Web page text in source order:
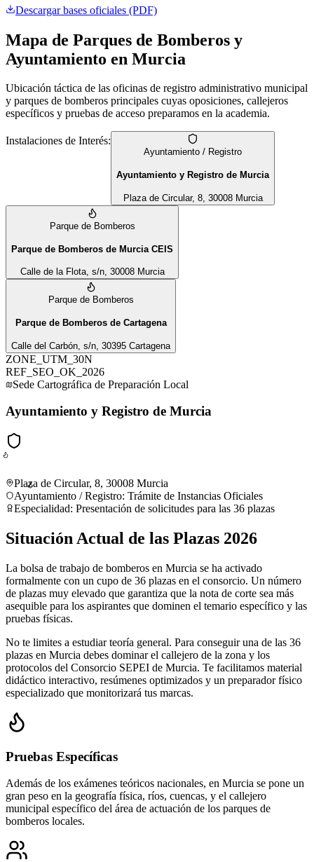
Descargar bases oficiales (PDF)
Mapa de Parques de Bomberos y
Ayuntamiento en Murcia
Ubicación táctica de las oficinas de registro administrativo municipal
y parques de bomberos principales cuyas oposiciones, callejeros
específicos y pruebas de acceso preparamos en la academia.
Instalaciones de Interés:
Ayuntamiento / Registro
Ayuntamiento y Registro de Murcia
Plaza de Circular, 8, 30008 Murcia
Parque de Bomberos
Parque de Bomberos de Murcia CEIS
Calle de la Flota, s/n, 30008 Murcia
Parque de Bomberos
Parque de Bomberos de Cartagena
Calle del Carbón, s/n, 30395 Cartagena
ZONE_UTM_30N
REF_SEO_OK_2026
Sede Cartográfica de Preparación Local
Ayuntamiento y Registro de Murcia
Plaza de Circular, 8, 30008 Murcia
Ayuntamiento / Registro: Trámite de Instancias Oficiales
Especialidad: Presentación de solicitudes para las 36 plazas
Situación Actual de las Plazas 2026
La bolsa de trabajo de bomberos en Murcia se ha activado
formalmente con un cupo de 36 plazas en el consorcio. Un número
de plazas muy elevado que garantiza que la nota de corte sea más
asequible para los aspirantes que dominen el temario específico y las
pruebas físicas.
No te limites a estudiar teoría general. Para conseguir una de las 36
plazas en Murcia debes dominar el callejero de la zona y los
protocolos del Consorcio SEPEI de Murcia. Te facilitamos material
didáctico interactivo, resúmenes optimizados y un preparador físico
especializado que monitorizará tus marcas.
Pruebas Específicas
Además de los exámenes teóricos nacionales, en Murcia se pone un
gran peso en la geografía física, ríos, cuencas, y el callejero
municipal específico del área de actuación de los parques de
bomberos locales.